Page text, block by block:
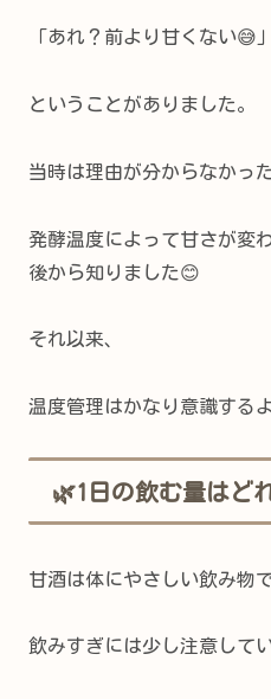
「あれ？前より甘くない😅」
ということがありました。
当時は理由が分からなかっ
発酵温度によって甘さが変
後から知りました😊
それ以来、
温度管理はかなり意識する
🌿1日の飲む量はど
甘酒は体にやさしい飲み物
飲みすぎには少し注意して